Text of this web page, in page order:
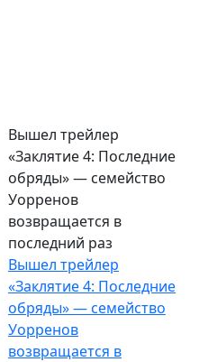
Вышел трейлер
«Заклятие 4: Последние
обряды» — семейство
Уорренов
возвращается в
последний раз
Вышел трейлер
«Заклятие 4: Последние
обряды» — семейство
Уорренов
возвращается в